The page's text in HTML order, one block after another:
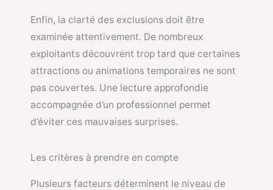
Enfin, la clarté des exclusions doit être
examinée attentivement. De nombreux
exploitants découvrent trop tard que certaines
attractions ou animations temporaires ne sont
pas couvertes. Une lecture approfondie
accompagnée d’un professionnel permet
d’éviter ces mauvaises surprises.
Les critères à prendre en compte
Plusieurs facteurs déterminent le niveau de